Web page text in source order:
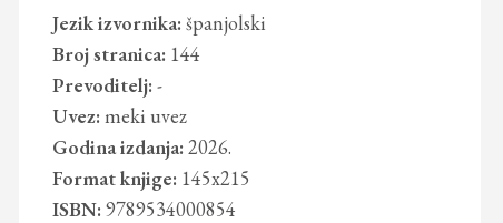
Jezik izvornika: španjolski
Broj stranica: 144
Prevoditelj: -
Uvez: meki uvez
Godina izdanja: 2026.
Format knjige: 145x215
ISBN: 9789534000854